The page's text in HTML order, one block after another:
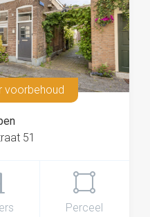
voorbehoud
51
Perceel